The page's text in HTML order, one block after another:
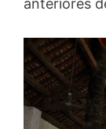
anteriores